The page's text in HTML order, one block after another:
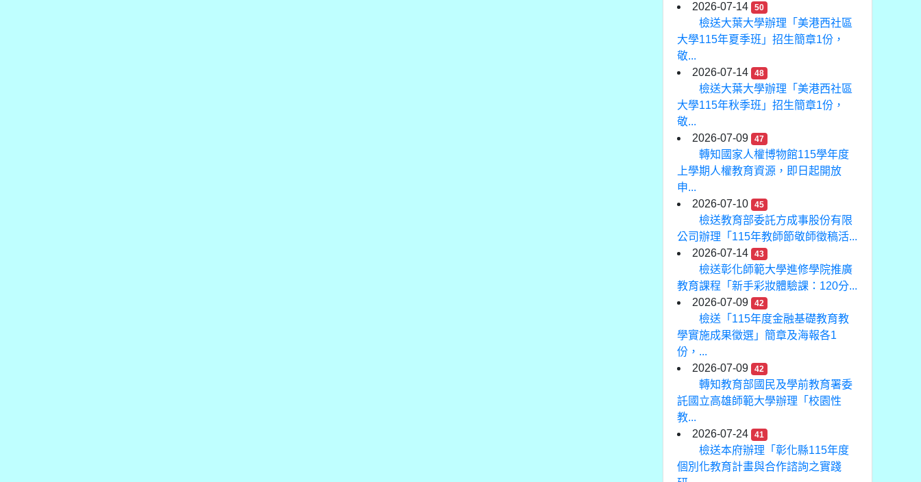
2026-07-14
50
檢送大葉大學辦理「美港西社區
大學115年夏季班」招生簡章1份，
敬...
2026-07-14
48
檢送大葉大學辦理「美港西社區
大學115年秋季班」招生簡章1份，
敬...
2026-07-09
47
轉知國家人權博物館115學年度
上學期人權教育資源，即日起開放
申...
2026-07-10
45
檢送教育部委託方成事股份有限
公司辦理「115年教師節敬師徵稿活...
2026-07-14
43
檢送彰化師範大學進修學院推廣
教育課程「新手彩妝體驗課：120分...
2026-07-09
42
檢送「115年度金融基礎教育教
學實施成果徵選」簡章及海報各1
份，...
2026-07-09
42
轉知教育部國民及學前教育署委
託國立高雄師範大學辦理「校園性
教...
2026-07-24
41
檢送本府辦理「彰化縣115年度
個別化教育計畫與合作諮詢之實踐